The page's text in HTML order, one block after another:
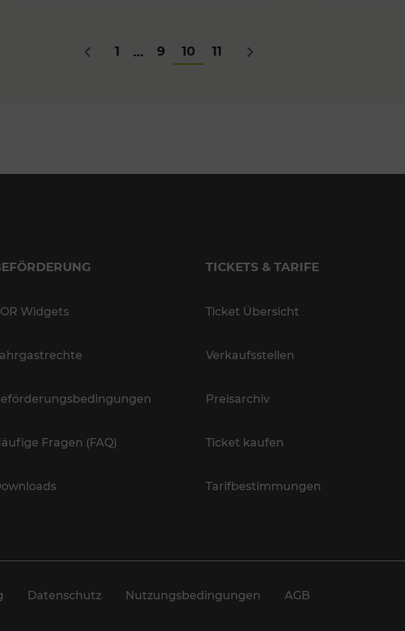
Zurück
1 ... 9 10 11 Nächstes
Widgets
Fragen (FAQ)
TICKETS & TARIFE
Ticket Übersicht
Verkaufsstellen
Preisarchiv
Ticket kaufen
Tarifbestimmungen
Datenschutz Nutzungsbedingungen AGB